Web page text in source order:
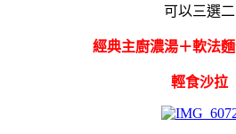
可以三選二
經典主廚濃湯＋軟法麵
輕食沙拉